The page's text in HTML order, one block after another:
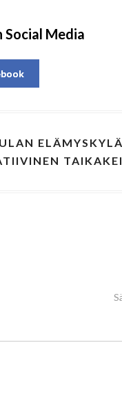
Social Media